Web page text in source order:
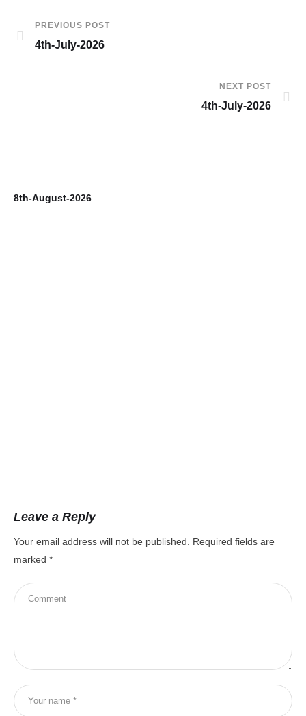
PREVIOUS POST
4th-July-2026
NEXT POST
4th-July-2026
8th-August-2026
Leave a Reply
Your email address will not be published. Required fields are
marked *